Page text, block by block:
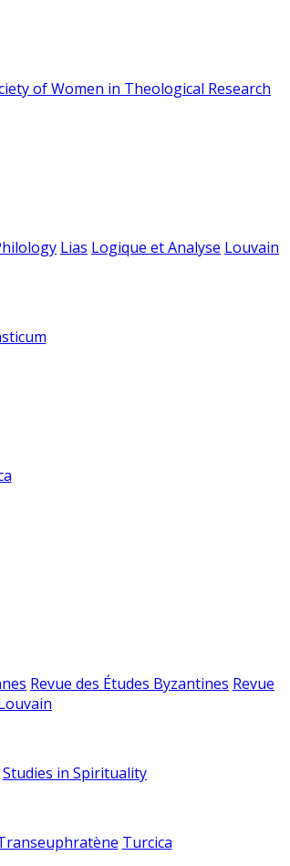
of Women in Theological Research
Lias Logique et Analyse Louvain
Revue des Études Byzantines Revue
Studies in Spirituality
Turcica